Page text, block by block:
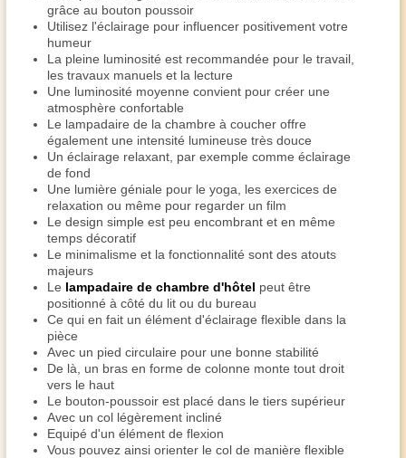
grâce au bouton poussoir
Utilisez l'éclairage pour influencer positivement votre
humeur
La pleine luminosité est recommandée pour le travail,
les travaux manuels et la lecture
Une luminosité moyenne convient pour créer une
atmosphère confortable
Le lampadaire de la chambre à coucher offre
également une intensité lumineuse très douce
Un éclairage relaxant, par exemple comme éclairage
de fond
Une lumière géniale pour le yoga, les exercices de
relaxation ou même pour regarder un film
Le design simple est peu encombrant et en même
temps décoratif
Le minimalisme et la fonctionnalité sont des atouts
majeurs
Le lampadaire de chambre d'hôtel peut être
positionné à côté du lit ou du bureau
Ce qui en fait un élément d'éclairage flexible dans la
pièce
Avec un pied circulaire pour une bonne stabilité
De là, un bras en forme de colonne monte tout droit
vers le haut
Le bouton-poussoir est placé dans le tiers supérieur
Avec un col légèrement incliné
Equipé d'un élément de flexion
Vous pouvez ainsi orienter le col de manière flexible